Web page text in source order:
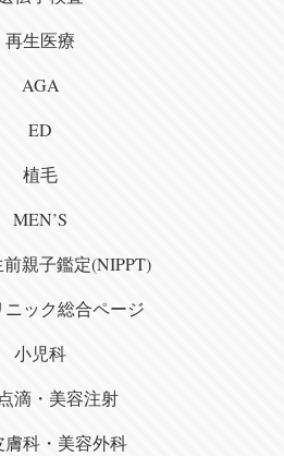
再生医療
AGA
ED
植毛
MEN’S
親子鑑定(NIPPT)
ニック総合ページ
小児科
滴・美容注射
膚科・美容外科